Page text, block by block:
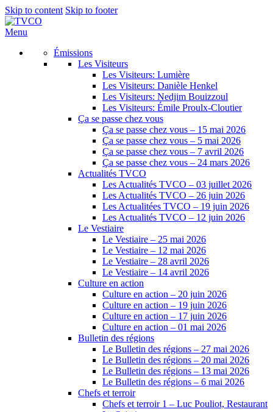
Skip to content Skip to footer
Menu
Émissions
Les Visiteurs
Les Visiteurs: Lumière
Les Visiteurs: Danièle Henkel
Les Visiteurs: Nedjim Bouizzoul
Les Visiteurs: Émile Proulx-Cloutier
Ça se passe chez vous
Ça se passe chez vous – 15 mai 2026
Ça se passe chez vous – 5 mai 2026
Ça se passe chez vous – 7 avril 2026
Ça se passe chez vous – 24 mars 2026
Actualités TVCO
Les Actualités TVCO – 03 juillet 2026
Les Actualités TVCO – 26 juin 2026
Les Actualitées TVCO – 19 juin 2026
Les Actualités TVCO – 12 juin 2026
Le Vestiaire
Le Vestiaire – 25 mai 2026
Le Vestiaire – 12 mai 2026
Le Vestiaire – 28 avril 2026
Le Vestiaire – 14 avril 2026
Culture en action
Culture en action – 20 juin 2026
Culture en action – 19 juin 2026
Culture en action – 17 juin 2026
Culture en action – 01 mai 2026
Bulletin des régions
Le Bulletin des régions – 27 mai 2026
Le Bulletin des régions – 20 mai 2026
Le Bulletin des régions – 13 mai 2026
Le Bulletin des régions – 6 mai 2026
Chefs et terroir
Chefs et terroir 1 – Luc Pouliot, Restaurant